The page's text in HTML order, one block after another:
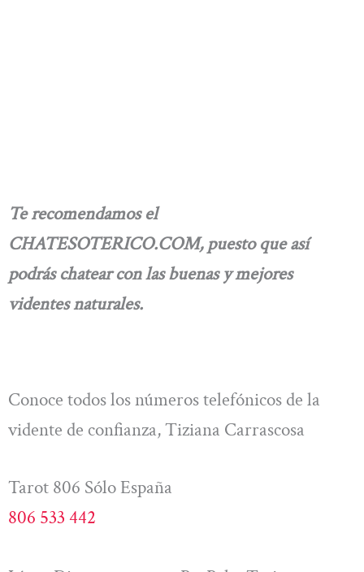
Te recomendamos el
CHATESOTERICO.COM, puesto que así
podrás chatear con las buenas y mejores
videntes naturales.
Conoce todos los números telefónicos de la
vidente de confianza, Tiziana Carrascosa
Tarot 806 Sólo España
806 533 442